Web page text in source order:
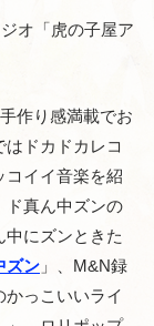
オ「虎の子屋ア
作り感満載でお
ドカドカレコ
コイイ音楽を紹
ド真ん中ズンの
にズンときた
ズン 」、M&N録
っこいいライ